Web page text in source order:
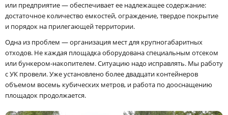
или предприятие — обеспечивает ее надлежащее содержание:
достаточное количество емкостей, ограждение, твердое покрытие
и порядок на прилегающей территории.
Одна из проблем — организация мест для крупногабаритных
отходов. Не каждая площадка оборудована специальным отсеком
или бункером-накопителем. Ситуацию надо исправлять. Мы работу
с УК провели. Уже установлено более двадцати контейнеров
объемом восемь кубических метров, и работа по дооснащению
площадок продолжается.